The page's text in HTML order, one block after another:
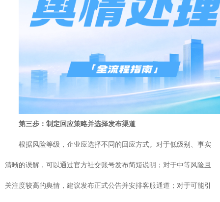
第三步：制定回应策略并选择发布渠道
根据风险等级，企业应选择不同的回应方式。对于低级别、事实
清晰的误解，可以通过官方社交账号发布简短说明；对于中等风险且
关注度较高的舆情，建议发布正式公告并安排客服通道；对于可能引